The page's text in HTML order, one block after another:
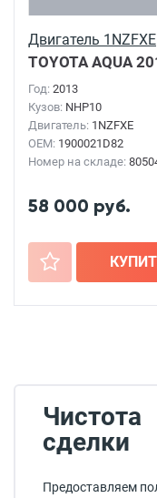
Двигатель 1NZFXE
TOYOTA AQUA
Год: 2013
Кузов: NHP10
Двигатель: 1NZFXE
OEM: 1900021D82
Номер на складе:
58 000 руб.
+
Чистота
сделки
Предоставляем